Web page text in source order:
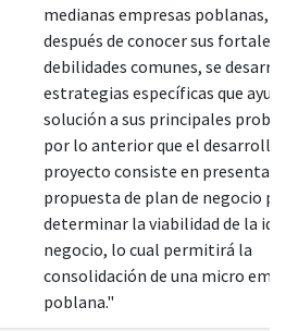
medianas empresas poblanas,
después de conocer sus
debilidades comunes, se
estrategias específicas que
solución a sus principales
por lo anterior que el desarrollo
proyecto consiste en presentar
propuesta de plan de negocio
determinar la viabilidad de la
negocio, lo cual permitirá la
consolidación de una micro
poblana."